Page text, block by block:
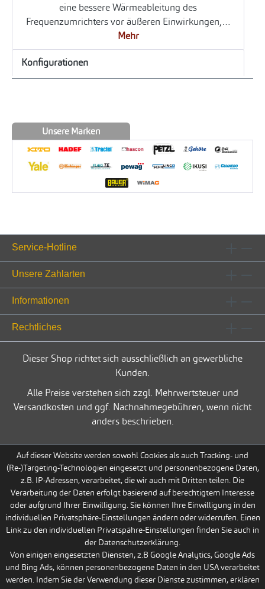
eine bessere Wärmeableitung des
Frequenzumrichters vor äußeren Einwirkungen,…
Mehr
Konfigurationen
Unsere Marken
Service-Hotline
Unsere Zahlarten
Informationen
Rechtliches
Dieser Shop richtet sich ausschließlich an gewerbliche
Kunden.
Alle Preise verstehen sich zzgl. Mehrwertsteuer und
Versandkosten und ggf. Nachnahmegebühren, wenn nicht
anders beschrieben.
Auf dieser Website werden sowohl Cookies als auch Tracking- und
(Re-)Targeting-Technologien eingesetzt und personenbezogene Daten,
z.B. IP-Adressen, verarbeitet, die wir auch mit Dritten teilen. Die
Verarbeitung der Daten erfolgt basierend auf berechtigtem Interesse
oder aufgrund Ihrer Einwilligung. Sie können Ihre Einwilligung in den
individuellen Privatsphäre-Einstellungen ändern oder widerrufen. Einen
Link zu den individuellen Privatspähre-Einstellungen finden Sie auch in
der Datenschutzerklärung.
Von einigen eingesetzten Diensten, z.B Google Analytics, Google Ads
und Bing Ads, können personenbezogene Daten in den USA verarbeitet
werden. Indem Sie der Verwendung dieser Dienste zustimmen, erklären